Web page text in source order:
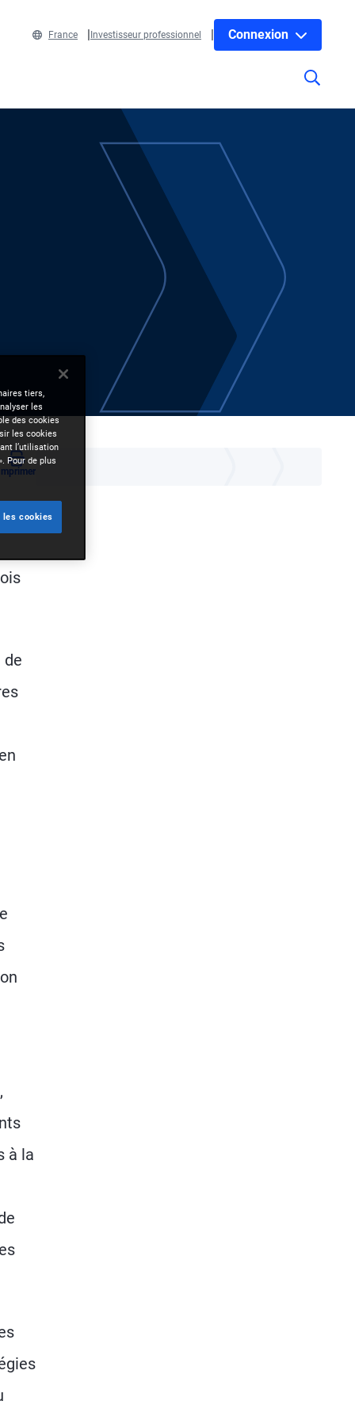
France Investisseur professionnel Connexion
de
à la
tiers,
les
des cookies
les cookies
l’utilisation
Pour de plus
les cookies